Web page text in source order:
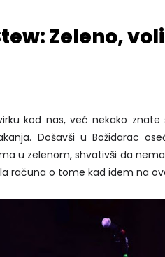
Zeleno,
kod nas, već nekako
Došavši u Božidarac
u zelenom, shvativši da
računa o tome kad idem na